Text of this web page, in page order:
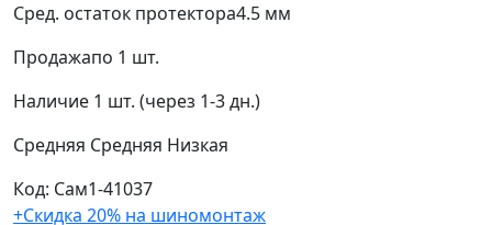
Сред. остаток протектора4.5 мм
Продажапо 1 шт.
Наличие 1 шт. (через 1-3 дн.)
Средняя Средняя Низкая
Код: Сам1-41037
+Скидка 20% на шиномонтаж